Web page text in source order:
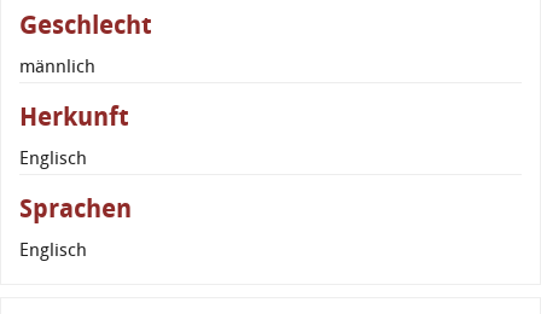
Geschlecht
männlich
Herkunft
Englisch
Sprachen
Englisch